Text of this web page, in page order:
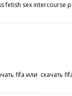
fetish sex
fifa или скачать